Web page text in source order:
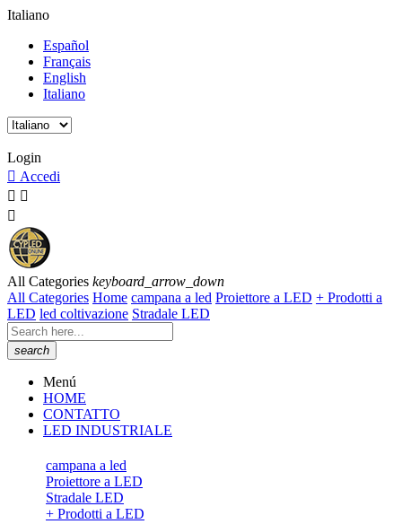
Italiano
Español
Français
English
Italiano
Login
 Accedi
 

All Categories keyboard_arrow_down
All Categories Home campana a led Proiettore a LED + Prodotti a
LED led coltivazione Stradale LED
search
Menú
HOME
CONTATTO
LED INDUSTRIALE
campana a led
Proiettore a LED
Stradale LED
+ Prodotti a LED